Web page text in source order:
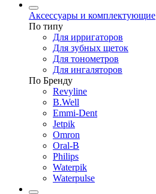
Аксессуары и комплектующие
По типу
Для ирригаторов
Для зубных щеток
Для тонометров
Для ингаляторов
По Бренду
Revyline
B.Well
Emmi-Dent
Jetpik
Omron
Oral-B
Philips
Waterpik
Waterpulse